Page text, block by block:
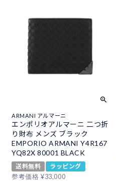
ARMANI アルマーニ
エンポリオアルマーニ 二つ折
り財布 メンズ ブラック
EMPORIO ARMANI Y4R167
YQ82X 80001 BLACK
送料無料
ラッピング
参考価格 ¥33,000